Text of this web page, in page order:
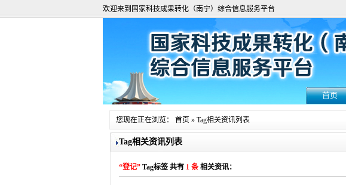
欢迎来到国家科技成果转化（南宁）综合信息服务平台
首页
您现在正在浏览： 首页 » Tag相关资讯列表
Tag相关资讯列表
“登记” Tag标签 共有 1 条 相关资讯：